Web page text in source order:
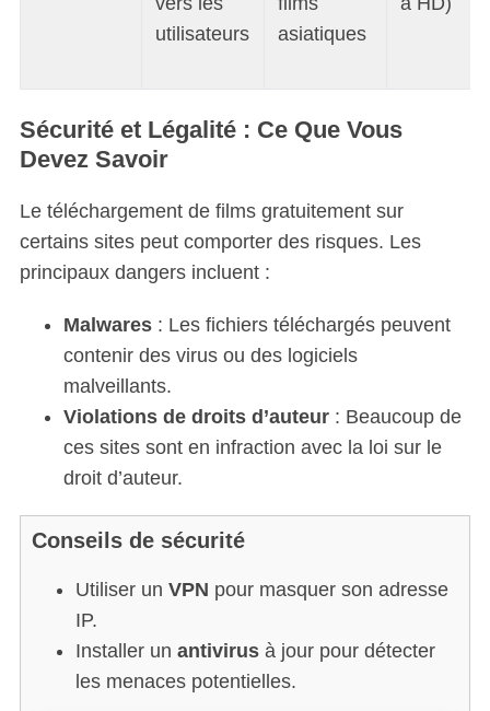
utilisateurs
asiatiques
Sécurité et Légalité : Ce Que Vous
Devez Savoir
Le téléchargement de films gratuitement sur
certains sites peut comporter des risques. Les
principaux dangers incluent :
Malwares: Les fichiers téléchargés peuvent
contenir des virus ou des logiciels
malveillants.
Violations de droits d’auteur: Beaucoup de
ces sites sont en infraction avec la loi sur le
droit d’auteur.
Conseils de sécurité
Utiliser un VPN pour masquer son adresse
IP.
Installer un antivirusà jour pour détecter
les menaces potentielles.